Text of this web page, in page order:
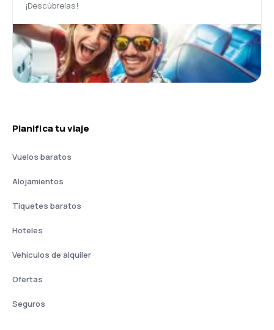
¡Descúbrelas!
Planifica tu viaje
Vuelos baratos
Alojamientos
Tiquetes baratos
Hoteles
Vehículos de alquiler
Ofertas
Seguros